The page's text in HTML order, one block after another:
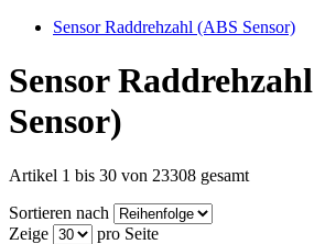
Sensor Raddrehzahl (ABS Sensor)
Sensor
Sensor)
Artikel 1 bis 30 von 23308 gesamt
Sortieren nach
Zeige
pro Seite